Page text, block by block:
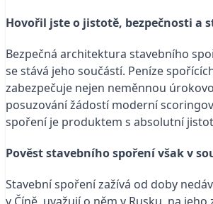
Hovořil jste o jistotě, bezpečnosti a
Bezpečná architektura stavebního
se stává jeho součástí. Peníze
zabezpečuje nejen neměnnou
posuzování žádostí moderní
spoření je produktem s absolutní
Pověst stavebního spoření však v
Stavební spoření zažívá od doby